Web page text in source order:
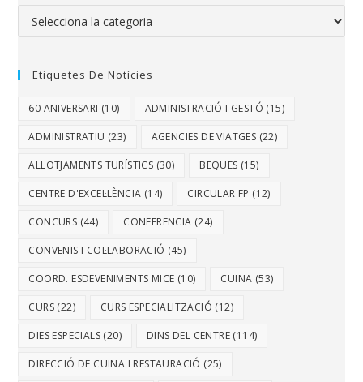
Etiquetes De Notícies
60 ANIVERSARI (10) ADMINISTRACIÓ I GESTÓ (15)
ADMINISTRATIU (23) AGENCIES DE VIATGES (22)
ALLOTJAMENTS TURÍSTICS (30) BEQUES (15)
CENTRE D'EXCEL·LÈNCIA (14) CIRCULAR FP (12)
CONCURS (44) CONFERENCIA (24)
CONVENIS I COL·LABORACIÓ (45)
COORD. ESDEVENIMENTS MICE (10) CUINA (53)
CURS (22) CURS ESPECIALITZACIÓ (12)
DIES ESPECIALS (20) DINS DEL CENTRE (114)
DIRECCIÓ DE CUINA I RESTAURACIÓ (25)